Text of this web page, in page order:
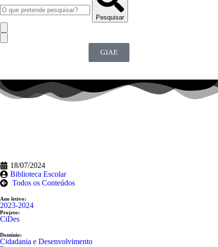
Pesquisar
GIAE
18/07/2024
Biblioteca Escolar
Todos os Conteúdos
Ano letivo:
2023-2024
Projeto:
CiDes
Domínio:
Cidadania e Desenvolvimento